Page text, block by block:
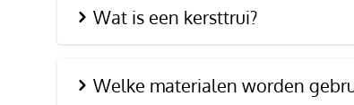
Wat is een kersttrui?
Welke materialen worden